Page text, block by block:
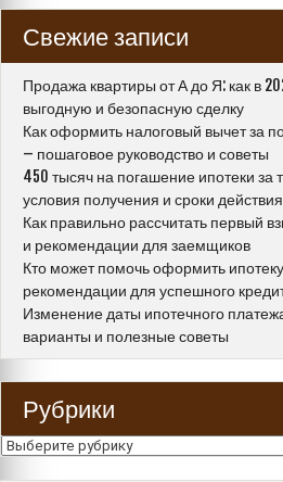
Свежие записи
Продажа квартиры от А до Я: как в
выгодную и безопасную сделку
Как оформить налоговый вычет за
– пошаговое руководство и советы
450 тысяч на погашение ипотеки за
условия получения и сроки
Как правильно рассчитать первый
и рекомендации для заемщиков
Кто может помочь оформить
рекомендации для успешного
Изменение даты ипотечного
варианты и полезные советы
Рубрики
Рубрики